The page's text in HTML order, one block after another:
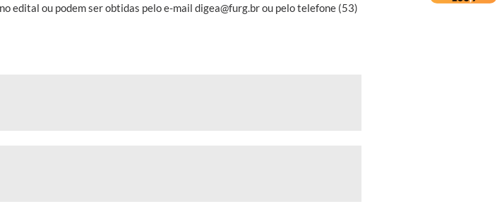
edital ou podem ser obtidas pelo e-mail digea@furg.br ou pelo telefone (53)